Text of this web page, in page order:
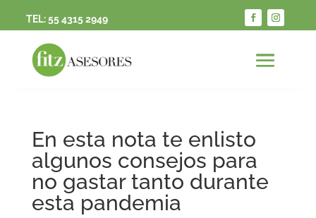
TEL:55 4315 2949
En esta nota te enlisto
algunos consejos para
no gastar tanto durante
esta pandemia